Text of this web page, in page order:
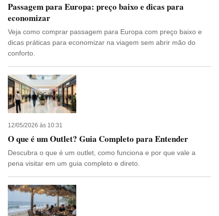
Passagem para Europa: preço baixo e dicas para
economizar
Veja como comprar passagem para Europa com preço baixo e
dicas práticas para economizar na viagem sem abrir mão do
conforto.
12/05/2026 às 10:31
O que é um Outlet? Guia Completo para Entender
Descubra o que é um outlet, como funciona e por que vale a
pena visitar em um guia completo e direto.